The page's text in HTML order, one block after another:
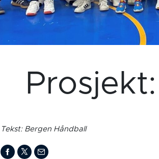
Tekst: Bergen Håndball